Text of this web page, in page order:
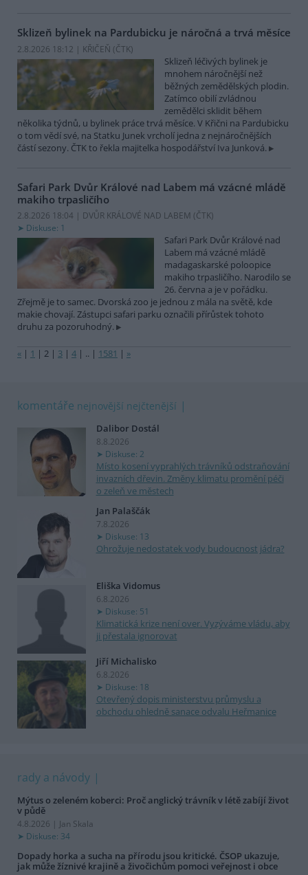
Sklizeň bylinek na Pardubicku je náročná a trvá měsíce
2.8.2026 18:12 | KŘIČEŇ (ČTK)
Sklizeň léčivých bylinek je
mnohem náročnější než
běžných zemědělských plodin.
Zatímco obilí zvládnou
zemědělci sklidit během
několika týdnů, u bylinek práce trvá měsíce. V Křični na Pardubicku
o tom vědí své, na Statku Junek vrcholí jedna z nejnáročnějších
částí sezony. ČTK to řekla majitelka hospodářství Iva Junková.
Safari Park Dvůr Králové nad Labem má vzácné mládě
makiho trpasličího
2.8.2026 18:04 | DVŮR KRÁLOVÉ NAD LABEM (ČTK)
Diskuse: 1
Safari Park Dvůr Králové nad
Labem má vzácné mládě
madagaskarské poloopice
makiho trpasličího. Narodilo se
26. června a je v pořádku.
Zřejmě je to samec. Dvorská zoo je jednou z mála na světě, kde
makie chovají. Zástupci safari parku označili přírůstek tohoto
druhu za pozoruhodný.
« | 1 | 2 | 3 | 4 | .. | 1581 | »
komentáře nejnovější nejčtenější
Dalibor Dostál
8.8.2026
Diskuse: 2
Místo kosení vyprahlých trávníků odstraňování
invazních dřevin. Změny klimatu promění péči
o zeleň ve městech
Jan Palaščák
7.8.2026
Diskuse: 13
Ohrožuje nedostatek vody budoucnost jádra?
Eliška Vidomus
6.8.2026
Diskuse: 51
Klimatická krize není over. Vyzýváme vládu, aby
ji přestala ignorovat
Jiří Michalisko
6.8.2026
Diskuse: 18
Otevřený dopis ministerstvu průmyslu a
obchodu ohledně sanace odvalu Heřmanice
rady a návody
Mýtus o zeleném koberci: Proč anglický trávník v létě zabíjí život
v půdě
4.8.2026 | Jan Skala
Diskuse: 34
Dopady horka a sucha na přírodu jsou kritické. ČSOP ukazuje,
jak může žíznivé krajině a živočichům pomoci veřejnost i obce